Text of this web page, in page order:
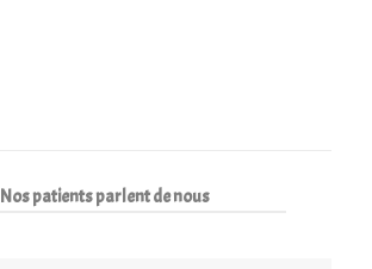
Nos patients parlent de nous